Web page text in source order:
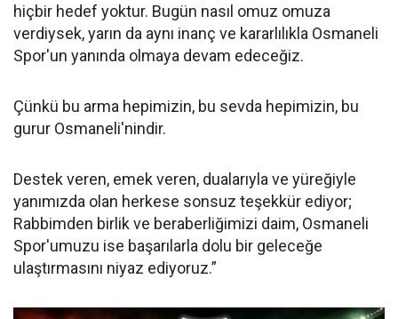
hiçbir hedef yoktur. Bugün nasıl omuz omuza
verdiysek, yarın da aynı inanç ve kararlılıkla Osmaneli
Spor'un yanında olmaya devam edeceğiz.
Çünkü bu arma hepimizin, bu sevda hepimizin, bu
gurur Osmaneli'nindir.
Destek veren, emek veren, dualarıyla ve yüreğiyle
yanımızda olan herkese sonsuz teşekkür ediyor;
Rabbimden birlik ve beraberliğimizi daim, Osmaneli
Spor'umuzu ise başarılarla dolu bir geleceğe
ulaştırmasını niyaz ediyoruz.”